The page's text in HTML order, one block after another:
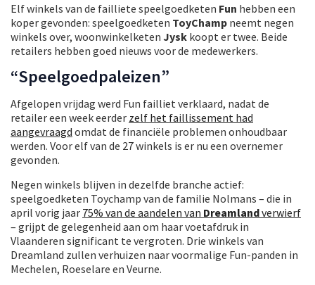
Elf winkels van de failliete speelgoedketen Fun hebben een
koper gevonden: speelgoedketen ToyChamp neemt negen
winkels over, woonwinkelketen Jysk koopt er twee. Beide
retailers hebben goed nieuws voor de medewerkers.
“Speelgoedpaleizen”
Afgelopen vrijdag werd Fun failliet verklaard, nadat de
retailer een week eerder zelf het faillissement had
aangevraagd omdat de financiële problemen onhoudbaar
werden. Voor elf van de 27 winkels is er nu een overnemer
gevonden.
Negen winkels blijven in dezelfde branche actief:
speelgoedketen Toychamp van de familie Nolmans – die in
april vorig jaar 75% van de aandelen van Dreamlandverwierf
– grijpt de gelegenheid aan om haar voetafdruk in
Vlaanderen significant te vergroten. Drie winkels van
Dreamland zullen verhuizen naar voormalige Fun-panden in
Mechelen, Roeselare en Veurne.